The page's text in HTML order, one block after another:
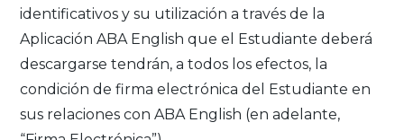
identificativos y su utilización a través de la
Aplicación ABA English que el Estudiante deberá
descargarse tendrán, a todos los efectos, la
condición de firma electrónica del Estudiante en
sus relaciones con ABA English (en adelante,